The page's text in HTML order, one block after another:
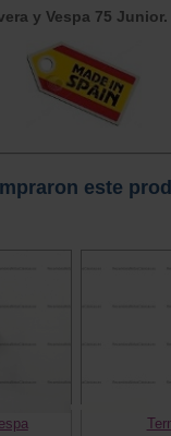
y Vespa 75 Junior.
este